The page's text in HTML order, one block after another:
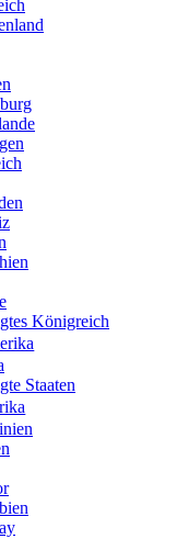
Königreich
Staaten